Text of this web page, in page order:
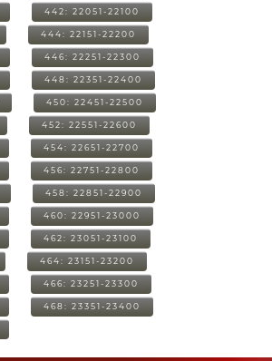
442: 22051-22100
444: 22151-22200
446: 22251-22300
448: 22351-22400
450: 22451-22500
452: 22551-22600
454: 22651-22700
456: 22751-22800
458: 22851-22900
460: 22951-23000
462: 23051-23100
464: 23151-23200
466: 23251-23300
468: 23351-23400